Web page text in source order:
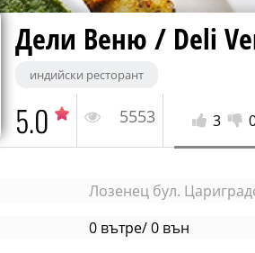
Дели Веню / Deli
индийски ресторант
5.0 5553 3
Лозенец бул.
0 вътре/ 0 вън